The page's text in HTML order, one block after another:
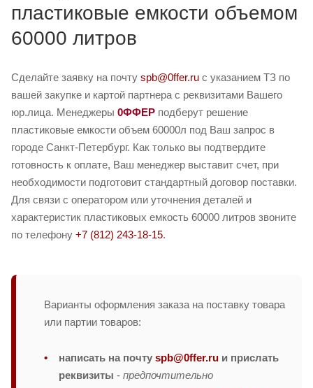
пластиковые емкости объемом
60000 литров
Сделайте заявку на почту spb@0ffer.ru с указанием ТЗ по
вашей закупке и картой партнера с реквизитами Вашего
юр.лица. Менеджеры 0ФФЕР подберут решение
пластиковые емкости объем 60000л под Ваш запрос в
городе Санкт-Петербург. Как только вы подтвердите
готовность к оплате, Ваш менеджер выставит счет, при
необходимости подготовит стандартный договор поставки.
Для связи с оператором или уточнения деталей и
характеристик пластиковых емкость 60000 литров звоните
по телефону +7 (812) 243-18-15.
Варианты оформления заказа на поставку товара
или партии товаров:
написать на почту spb@0ffer.ru и прислать
реквизиты - предпочтительно